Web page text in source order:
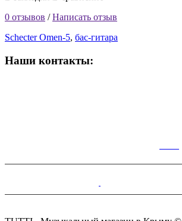
0 отзывов /Написать отзыв
Schecter Omen-5, бас-гитара
Наши контакты: